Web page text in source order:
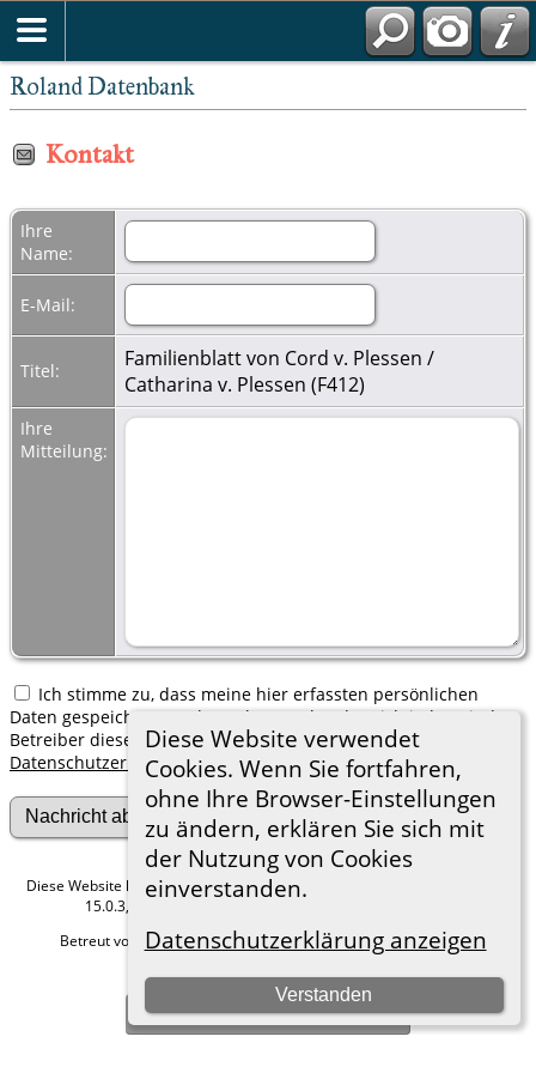
Roland Datenbank
Diese Website verwendet
Cookies. Wenn Sie fortfahren,
ohne Ihre Browser-Einstellungen
zu ändern, erklären Sie sich mit
der Nutzung von Cookies
einverstanden.
Datenschutzerklärung anzeigen
Verstanden
Kontakt
Ihre
Name:
E-Mail:
Titel:
Familienblatt von Cord v. Plessen /
Catharina v. Plessen (F412)
Ihre
Mitteilung:
Ich stimme zu, dass meine hier erfassten persönlichen
Daten gespeichert werden. Ich verstehe, dass ich jederzeit den
Betreiber dieser Website bitten kann, diese Daten zu löschen.
Datenschutzerklärung
Diese Website läuft mitThe Next Generation of Genealogy Sitebuilding
15.0.3, programmiert von Darrin Lythgoe © 2001-2026.
Betreut von
Roland zu Dortmund e.V.. |Datenschutzerklärung.
Hier geht es zum Impressum
Zur Desktop-Webseite wechseln